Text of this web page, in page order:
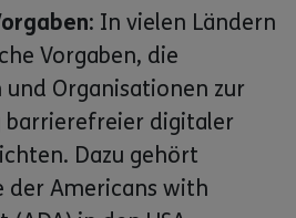
In vielen Ländern
Vorgaben, die
Organisationen zur
barrierefreier digitaler
Dazu gehört
der Americans with